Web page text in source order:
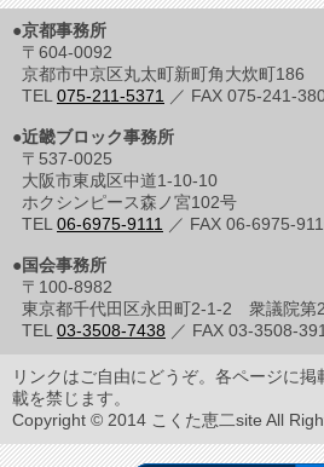
●京都事務所
〒604-0092
京都市中京区丸太町新町角大炊町186
TEL 075-211-5371 ／ FAX 075-241-
●近畿ブロック事務所
〒537-0025
大阪市東成区中道1-10-10
ホクシンピース森ノ宮102号
TEL 06-6975-9111 ／ FAX 06-6975-
●国会事務所
〒100-8982
東京都千代田区永田町2-1-2 衆議院第
TEL 03-3508-7438 ／ FAX 03-3508-
リンクはご自由にどうぞ。各ページに
載を禁じます。
Copyright © 2014 こくた恵二site All